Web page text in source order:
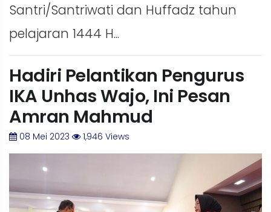
Santri/Santriwati dan Huffadz tahun
pelajaran 1444 H...
Hadiri Pelantikan Pengurus
IKA Unhas Wajo, Ini Pesan
Amran Mahmud
08 Mei 2023 1,946 Views